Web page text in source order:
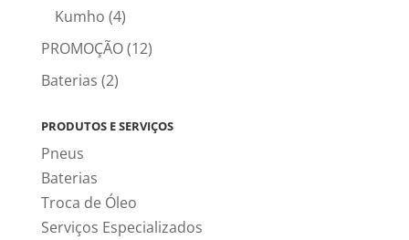
Kumho (4)
PROMOÇÃO(12)
Baterias (2)
PRODUTOS E SERVIÇOS
Pneus
Baterias
Troca de Óleo
Serviços Especializados